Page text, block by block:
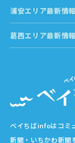
ベイちばinfoはコミ
新聞・いちかわ新聞
浦安エリア最新情報
葛西エリア最新情報